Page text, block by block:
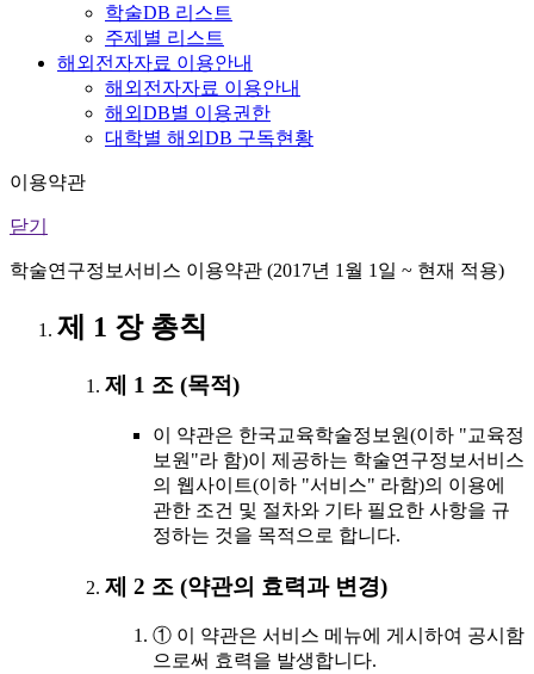
학술DB 리스트
주제별 리스트
해외전자자료 이용안내
해외전자자료 이용안내
해외DB별 이용권한
대학별 해외DB 구독현황
이용약관
닫기
학술연구정보서비스 이용약관 (2017년 1월 1일 ~ 현재 적용)
제 1 장 총칙
제 1 조 (목적)
이 약관은 한국교육학술정보원(이하 "교육정
보원"라 함)이 제공하는 학술연구정보서비스
의 웹사이트(이하 "서비스" 라함)의 이용에
관한 조건 및 절차와 기타 필요한 사항을 규
정하는 것을 목적으로 합니다.
제 2 조 (약관의 효력과 변경)
① 이 약관은 서비스 메뉴에 게시하여 공시함
으로써 효력을 발생합니다.